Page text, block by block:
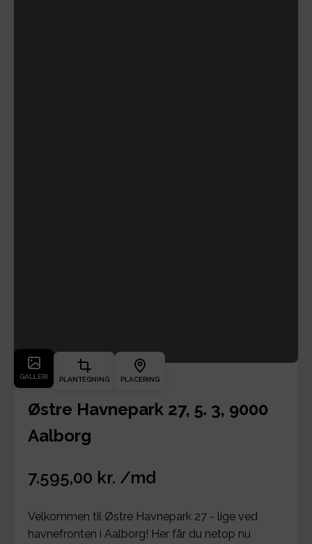
GALLERI PLANTEGNING PLACERING
Østre Havnepark 27, 5. 3, 9000
Aalborg
7.595,00 kr. /md
Velkommen til Østre Havnepark 27 - lige ved
havnefronten i Aalborg! Her får du netop nu